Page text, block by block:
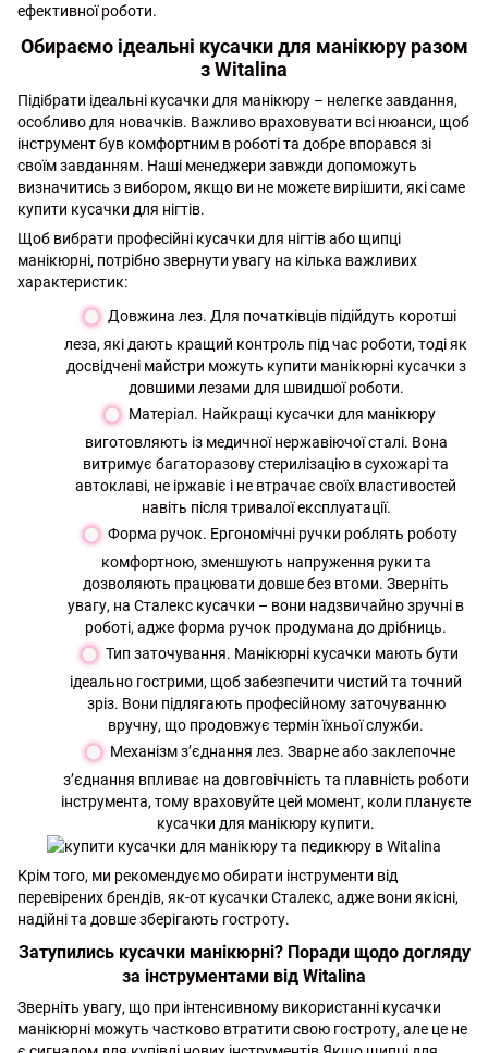
ефективної роботи.
Обираємо ідеальні кусачки для манікюру разом
з Witalina
Підібрати ідеальні кусачки для манікюру – нелегке завдання,
особливо для новачків. Важливо враховувати всі нюанси, щоб
інструмент був комфортним в роботі та добре впорався зі
своїм завданням. Наші менеджери завжди допоможуть
визначитись з вибором, якщо ви не можете вирішити, які саме
купити кусачки для нігтів.
Щоб вибрати професійні кусачки для нігтів або щипці
манікюрні, потрібно звернути увагу на кілька важливих
характеристик:
Довжина лез. Для початківців підійдуть коротші
леза, які дають кращий контроль під час роботи, тоді як
досвідчені майстри можуть купити манікюрні кусачки з
довшими лезами для швидшої роботи.
Матеріал. Найкращі кусачки для манікюру
виготовляють із медичної нержавіючої сталі. Вона
витримує багаторазову стерилізацію в сухожарі та
автоклаві, не іржавіє і не втрачає своїх властивостей
навіть після тривалої експлуатації.
Форма ручок. Ергономічні ручки роблять роботу
комфортною, зменшують напруження руки та
дозволяють працювати довше без втоми. Зверніть
увагу, на Сталекс кусачки – вони надзвичайно зручні в
роботі, адже форма ручок продумана до дрібниць.
Тип заточування. Манікюрні кусачки мають бути
ідеально гострими, щоб забезпечити чистий та точний
зріз. Вони підлягають професійному заточуванню
вручну, що продовжує термін їхньої служби.
Механізм з’єднання лез. Зварне або заклепочне
з’єднання впливає на довговічність та плавність роботи
інструмента, тому враховуйте цей момент, коли плануєте
кусачки для манікюру купити.
Крім того, ми рекомендуємо обирати інструменти від
перевірених брендів, як-от кусачки Сталекс, адже вони якісні,
надійні та довше зберігають гостроту.
Затупились кусачки манікюрні? Поради щодо догляду
за інструментами від Witalina
Зверніть увагу, що при інтенсивному використанні кусачки
манікюрні можуть частково втратити свою гостроту, але це не